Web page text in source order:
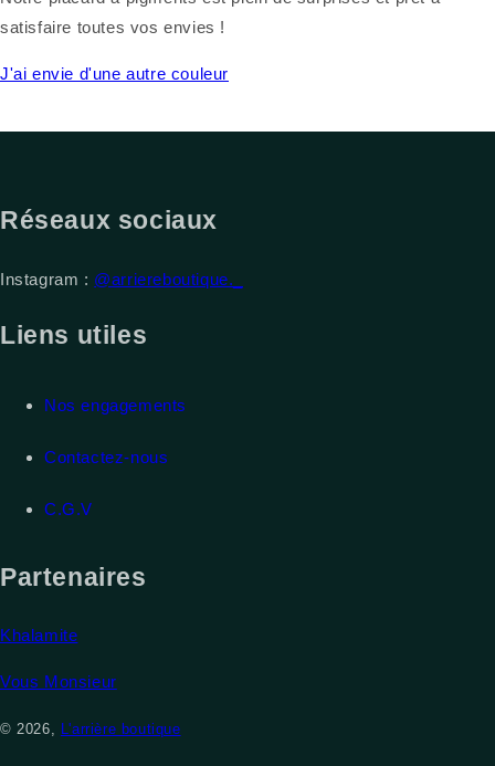
satisfaire toutes vos envies !
J'ai envie d'une autre couleur
Réseaux sociaux
Instagram : @arriereboutique._
Liens utiles
Nos engagements
Contactez-nous
C.G.V
Partenaires
Khalamite
Vous Monsieur
© 2026, L'arrière boutique